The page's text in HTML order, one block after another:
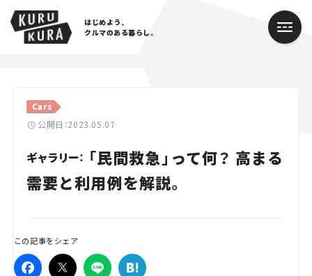
はじめよう、
クルマのある暮らし。
Cars
公開日：2023.05.07
ギャラリー： 「民間救急」って何？ 高まる
需要と利用例を解説。
この記事をシェア
Cars
Lifestyle
Traffic
Series